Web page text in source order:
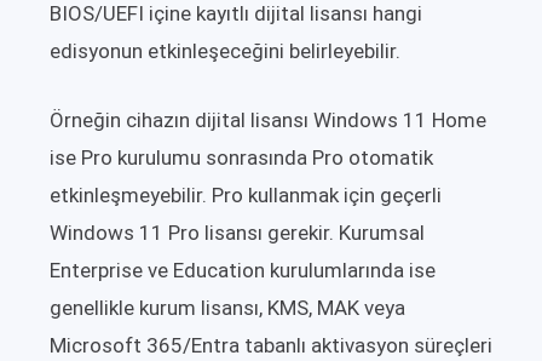
BIOS/UEFI içine kayıtlı dijital lisansı hangi
edisyonun etkinleşeceğini belirleyebilir.
Örneğin cihazın dijital lisansı Windows 11 Home
ise Pro kurulumu sonrasında Pro otomatik
etkinleşmeyebilir. Pro kullanmak için geçerli
Windows 11 Pro lisansı gerekir. Kurumsal
Enterprise ve Education kurulumlarında ise
genellikle kurum lisansı, KMS, MAK veya
Microsoft 365/Entra tabanlı aktivasyon süreçleri